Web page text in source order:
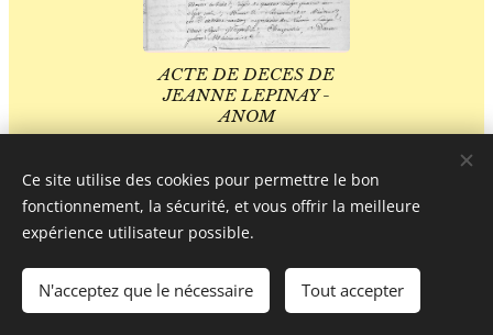
ACTE DE DECES DE
JEANNE LEPINAY -
ANOM
ACTE DE NAISSANCE (JEAN
BAPTISTE) VINCENT FRANCOIS
Ce site utilise des cookies pour permettre le bon
fonctionnement, la sécurité, et vous offrir la meilleure
expérience utilisateur possible.
N'acceptez que le nécessaire Tout accepter